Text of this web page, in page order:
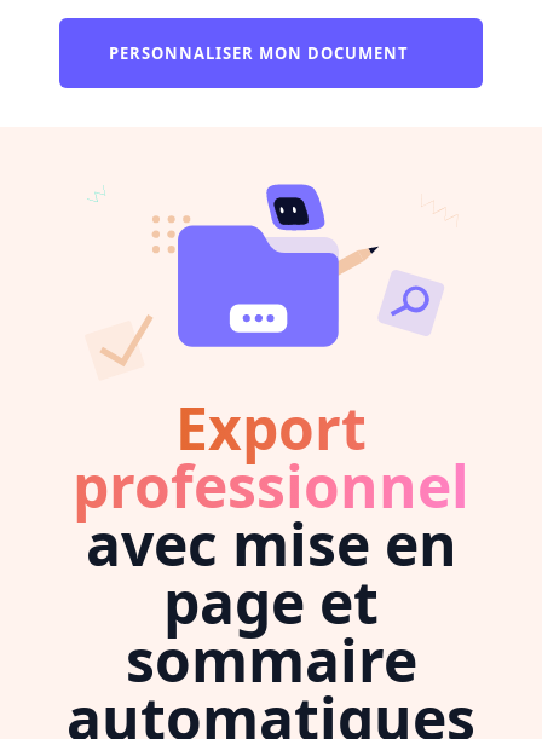
PERSONNALISER MON DOCUMENT
Export
professionnel
avec mise en
page et
sommaire
automatiques